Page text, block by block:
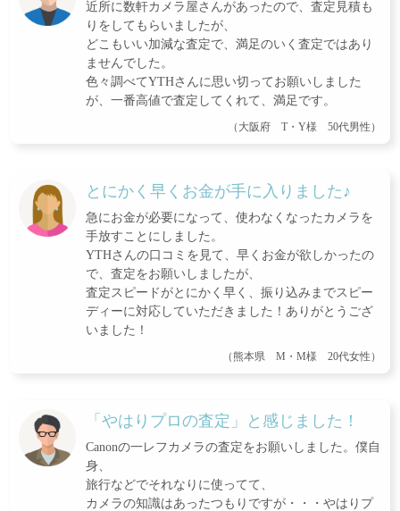
近所に数軒カメラ屋さんがあったので、査定見積も
りをしてもらいましたが、
どこもいい加減な査定で、満足のいく査定ではあり
ませんでした。
色々調べてYTHさんに思い切ってお願いしました
が、一番高値で査定してくれて、満足です。
（大阪府 T・Y様 50代男性）
とにかく早くお金が手に入りました♪
急にお金が必要になって、使わなくなったカメラを
手放すことにしました。
YTHさんの口コミを見て、早くお金が欲しかったの
で、査定をお願いしましたが、
査定スピードがとにかく早く、振り込みまでスピー
ディーに対応していただきました！ありがとうござ
いました！
（熊本県 M・M様 20代女性）
「やはりプロの査定」と感じました！
Canonの一レフカメラの査定をお願いしました。僕自
身、
旅行などでそれなりに使ってて、
カメラの知識はあったつもりですが・・・やはりプ